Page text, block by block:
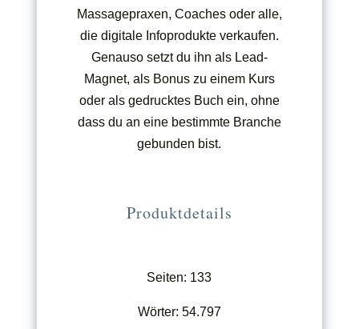
Massagepraxen, Coaches oder alle,
die digitale Infoprodukte verkaufen.
Genauso setzt du ihn als Lead-
Magnet, als Bonus zu einem Kurs
oder als gedrucktes Buch ein, ohne
dass du an eine bestimmte Branche
gebunden bist.
Produktdetails
Seiten: 133
Wörter: 54.797